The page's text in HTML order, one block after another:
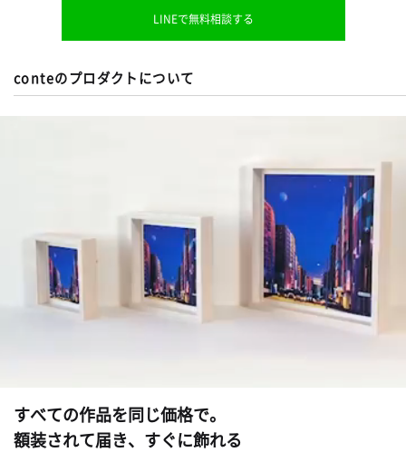
LINEで無料相談する
conteのプロダクトについて
すべての作品を同じ価格で。
額装されて届き、すぐに飾れる